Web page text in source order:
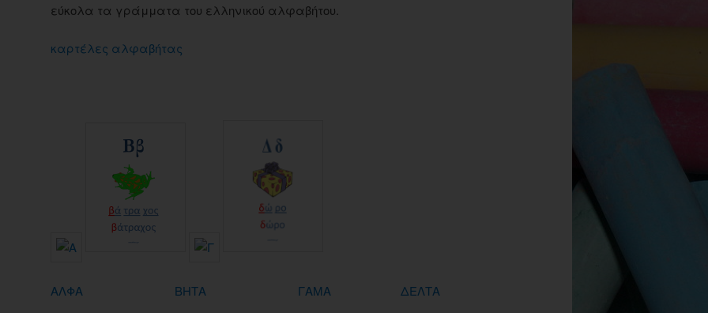
εύκολα τα γράμματα του ελληνικού αλφαβήτου.
καρτέλες αλφαβήτας
AΛΦΑ ΒΗΤΑ ΓΑΜΑ ΔΕΛΤΑ